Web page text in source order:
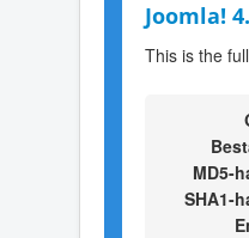
Joomla!
This is the
MD5-
SHA1-